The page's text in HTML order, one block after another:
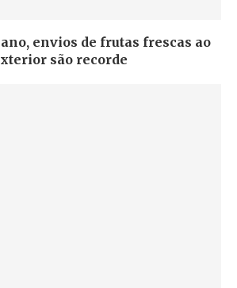
envios de frutas frescas ao
são recorde